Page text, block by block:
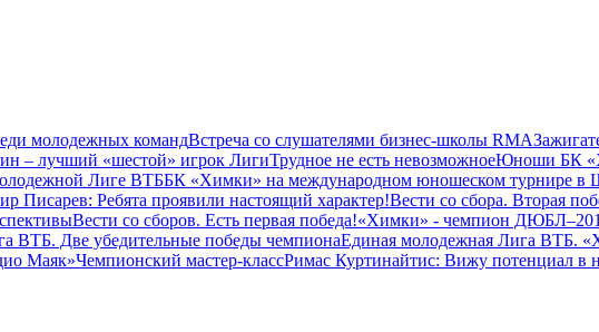
молодежных командВстреча со слушателями бизнес-школы RMA
– лучший «шестой» игрок ЛигиТрудное не есть невозможноеЮноши БК
Лиге ВТББК «Химки» на международном юношеском турнире в
Писарев: Ребята проявили настоящий характер!Вести со сбора. Вторая
Вести со сборов. Есть первая победа!«Химки» - чемпион
ВТБ. Две убедительные победы чемпионаЕдиная молодежная Лига ВТБ.
Маяк»Чемпионский мастер-классРимас Куртинайтис: Вижу потенциал в